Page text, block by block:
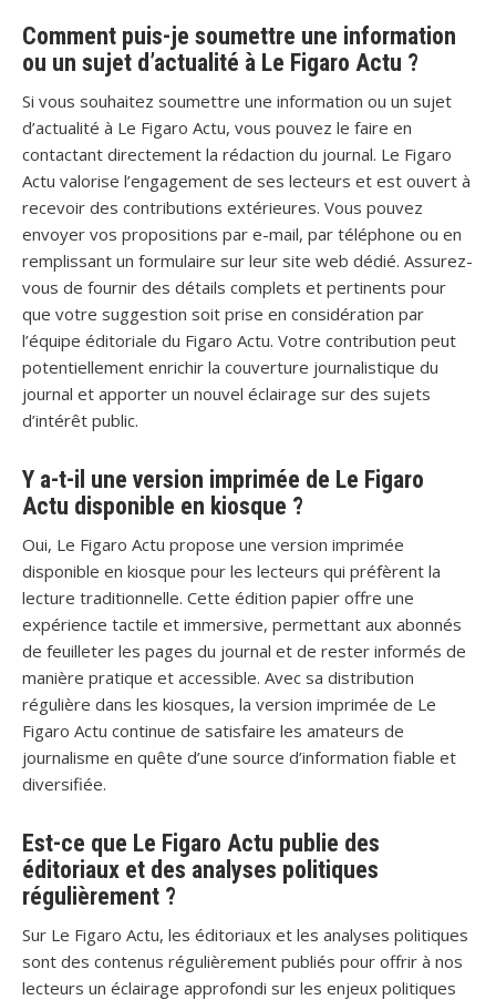
Comment puis-je soumettre une information
ou un sujet d’actualité à Le Figaro Actu ?
Si vous souhaitez soumettre une information ou un sujet
d’actualité à Le Figaro Actu, vous pouvez le faire en
contactant directement la rédaction du journal. Le Figaro
Actu valorise l’engagement de ses lecteurs et est ouvert à
recevoir des contributions extérieures. Vous pouvez
envoyer vos propositions par e-mail, par téléphone ou en
remplissant un formulaire sur leur site web dédié. Assurez-
vous de fournir des détails complets et pertinents pour
que votre suggestion soit prise en considération par
l’équipe éditoriale du Figaro Actu. Votre contribution peut
potentiellement enrichir la couverture journalistique du
journal et apporter un nouvel éclairage sur des sujets
d’intérêt public.
Y a-t-il une version imprimée de Le Figaro
Actu disponible en kiosque ?
Oui, Le Figaro Actu propose une version imprimée
disponible en kiosque pour les lecteurs qui préfèrent la
lecture traditionnelle. Cette édition papier offre une
expérience tactile et immersive, permettant aux abonnés
de feuilleter les pages du journal et de rester informés de
manière pratique et accessible. Avec sa distribution
régulière dans les kiosques, la version imprimée de Le
Figaro Actu continue de satisfaire les amateurs de
journalisme en quête d’une source d’information fiable et
diversifiée.
Est-ce que Le Figaro Actu publie des
éditoriaux et des analyses politiques
régulièrement ?
Sur Le Figaro Actu, les éditoriaux et les analyses politiques
sont des contenus régulièrement publiés pour offrir à nos
lecteurs un éclairage approfondi sur les enjeux politiques